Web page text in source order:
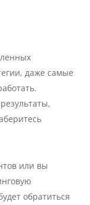
даже самые
или вы
обратиться